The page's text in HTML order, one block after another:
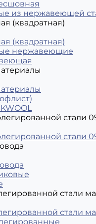
из нержавеющей
(квадратная)
(квадратная)
нержавеющие
стали
стали
стали
стали